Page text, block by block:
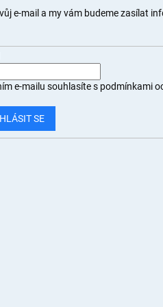
e-mail a my vám budeme zasílat
e-mailu souhlasíte s podmínkami
SE